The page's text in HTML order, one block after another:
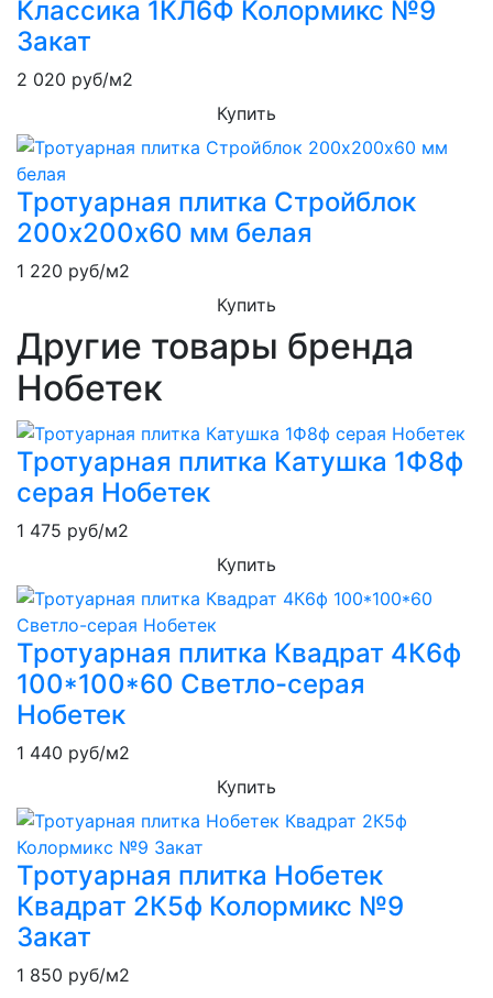
Классика 1КЛ6Ф Колормикс №9
Закат
2 020 руб/м2
Купить
Тротуарная плитка Стройблок
200х200х60 мм белая
1 220 руб/м2
Купить
Другие товары бренда
Нобетек
Тротуарная плитка Катушка 1Ф8ф
серая Нобетек
1 475 руб/м2
Купить
Тротуарная плитка Квадрат 4К6ф
100*100*60 Светло-серая
Нобетек
1 440 руб/м2
Купить
Тротуарная плитка Нобетек
Квадрат 2К5ф Колормикс №9
Закат
1 850 руб/м2